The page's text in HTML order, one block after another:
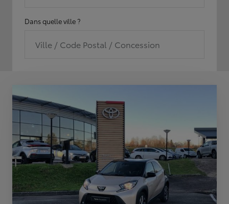
Dans quelle ville ?
Ville / Code Postal / Concession